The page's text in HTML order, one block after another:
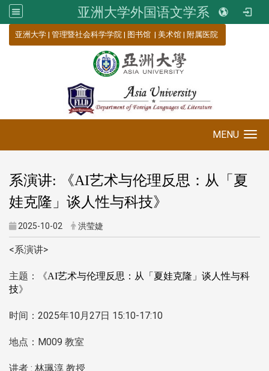
亚洲大学外国语文学系
亚洲大学 | 管理暨社会科学学院 | 图书馆 | 美术馆 | 附属医院
MENU
系演讲: 《AI艺术与伦理反思：从「夏
娃克隆」谈人性与科技》
2025-10-02 洪莹婕
<系演讲>
主题：《AI艺术与伦理反思：从「夏娃克隆」谈人性与科
技》
时间：2025年10月27日 15:10-17:10
地点：M009 教室
讲者 : 林珮淳 教授